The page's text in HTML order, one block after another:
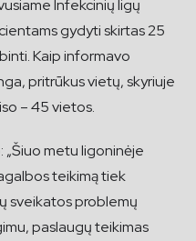
Infekcinių ligų
gydyti skirtas 25
Kaip informavo
pritrūkus vietų, skyriuje
– 45 vietos.
„Šiuo metu ligoninėje
teikimą tiek
sveikatos problemų
paslaugų teikimas